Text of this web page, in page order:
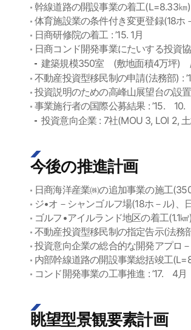
幹線道路の開設事業の着工(L=8.33㎞) :
体育施設業の条件付き変更登録(18ホ
日商研修院の着工 : ’15. 1月
日商コンド開発事業にたいする投資協
建築規模350室 (敷地面積4万坪)
不動産投資型移民制の申請(法務部) :
投資説明のための高峰山展望台の設置
事業施行者の国際公募結果 : ’15.
投資意向企業 : 7社(MOU 3, LOI 2,
今後の推進計画
日商海洋産業㈱の追加事業の施工
ジ•オ－シャンゴルフ場(18ホ－ル)、
ゴルフ•アイルランド地区の着工(1.1㎢)
不動産投資型移民制の指定告示(法務
投資意向企業の総合的な開発アプロ
内部幹線道路の開設事業総括竣工
コンド開発事業の工事推進 : ’17.
眺望型景観要素計画